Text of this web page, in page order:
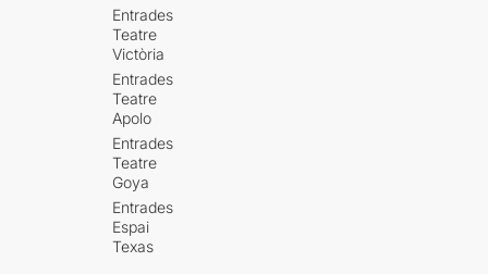
Entrades
Teatre
Victòria
Entrades
Teatre
Apolo
Entrades
Teatre
Goya
Entrades
Espai
Texas